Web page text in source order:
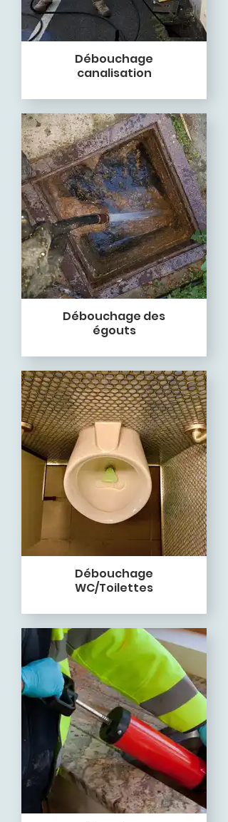
Débouchage
canalisation
Débouchage des
égouts
Débouchage
WC/Toilettes